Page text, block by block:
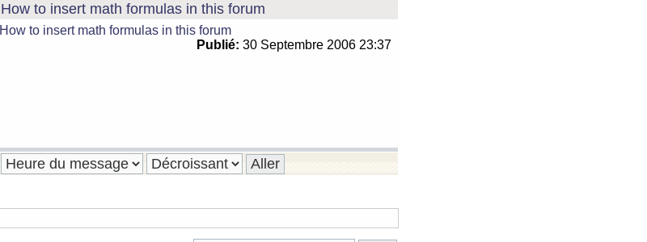
How to insert math formulas in this forum
How to insert math formulas in this forum
Publié: 30 Septembre 2006 23:37